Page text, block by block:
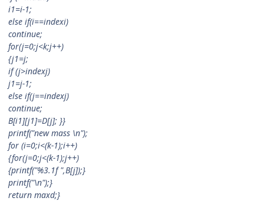
i1=i-1;
else if(i==indexi)
continue;
for(j=0;j<k;j++)
{j1=j;
if (j>indexj)
j1=j-1;
else if(j==indexj)
continue;
B[i1][j1]=D[j]; }}
printf("new mass \n");
for (i=0;i<(k-1);i++)
{for(j=0;j<(k-1);j++)
{printf("%3.1f ",B[j]);}
printf("\n");}
return maxd;}